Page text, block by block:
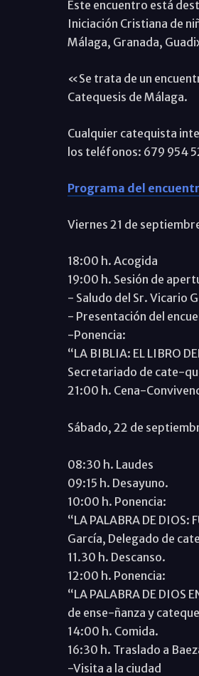
Este encuentro está
Iniciación Cristiana de
Málaga, Granada,
«Se trata de un
Catequesis de Málaga.
Cualquier catequista
los teléfonos: 679 954
Programa del
Viernes 21 de
18:00 h. Acogida
19:00 h. Sesión de
- Saludo del Sr. Vicario
- Presentación del
-Ponencia:
“LA BIBLIA: EL LIBRO
Secretariado de cate-
21:00 h. Cena-
Sábado, 22 de
08:30 h. Laudes
09:15 h. Desayuno.
10:00 h. Ponencia:
“LA PALABRA DE DIOS:
García, Delegado de
11.30 h. Descanso.
12:00 h. Ponencia:
“LA PALABRA DE DIOS
de ense-ñanza y
14:00 h. Comida.
16:30 h. Traslado a
-Visita a la ciudad